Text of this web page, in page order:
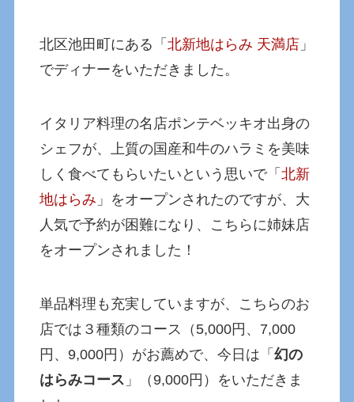
北区池田町にある「北新地はらみ 天満店 」
でディナーをいただきました。
イタリア料理の名店ポンテベッキオ出身の
シェフが、上質の国産和牛のハラミを美味
しく食べてもらいたいという思いで「北新
地はらみ 」をオープンされたのですが、大
人気で予約が困難になり、こちらに姉妹店
をオープンされました！
単品料理も充実していますが、こちらのお
店では３種類のコース（5,000円、7,000
円、9,000円）がお薦めで、今日は「幻の
はらみコース 」（9,000円）をいただきま